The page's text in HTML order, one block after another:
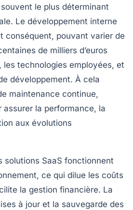
le plus déterminant
Le développement interne
conséquent, pouvant varier de
de milliers d’euros
les technologies employées, et
développement. À cela
maintenance continue,
assurer la performance, la
aux évolutions
solutions SaaS fonctionnent
ce qui dilue les coûts
la gestion financière. La
à jour et la sauvegarde des